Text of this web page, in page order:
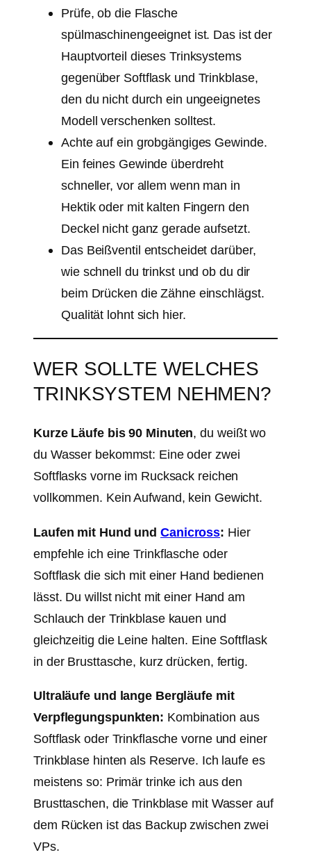
Prüfe, ob die Flasche
spülmaschinengeeignet ist. Das ist der
Hauptvorteil dieses Trinksystems
gegenüber Softflask und Trinkblase,
den du nicht durch ein ungeeignetes
Modell verschenken solltest.
Achte auf ein grobgängiges Gewinde.
Ein feines Gewinde überdreht
schneller, vor allem wenn man in
Hektik oder mit kalten Fingern den
Deckel nicht ganz gerade aufsetzt.
Das Beißventil entscheidet darüber,
wie schnell du trinkst und ob du dir
beim Drücken die Zähne einschlägst.
Qualität lohnt sich hier.
WER SOLLTE WELCHES
TRINKSYSTEM NEHMEN?
Kurze Läufe bis 90 Minuten, du weißt wo
du Wasser bekommst: Eine oder zwei
Softflasks vorne im Rucksack reichen
vollkommen. Kein Aufwand, kein Gewicht.
Laufen mit Hund und Canicross: Hier
empfehle ich eine Trinkflasche oder
Softflask die sich mit einer Hand bedienen
lässt. Du willst nicht mit einer Hand am
Schlauch der Trinkblase kauen und
gleichzeitig die Leine halten. Eine Softflask
in der Brusttasche, kurz drücken, fertig.
Ultraläufe und lange Bergläufe mit
Verpflegungspunkten: Kombination aus
Softflask oder Trinkflasche vorne und einer
Trinkblase hinten als Reserve. Ich laufe es
meistens so: Primär trinke ich aus den
Brusttaschen, die Trinkblase mit Wasser auf
dem Rücken ist das Backup zwischen zwei
VPs.